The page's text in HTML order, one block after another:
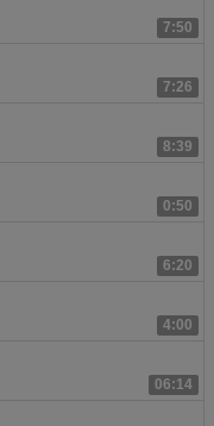
7:50
7:26
8:39
0:50
6:20
4:00
06:14